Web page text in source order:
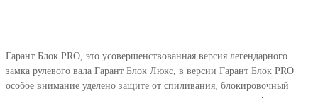
Гарант Блок PRO, это усовершенствованная версия легендарного
замка рулевого вала Гарант Блок Люкс, в версии Гарант Блок PRO
особое внимание уделено защите от спиливания, блокировочный